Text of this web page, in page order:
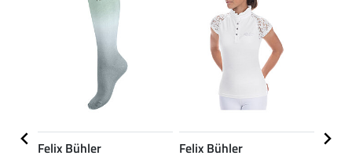
Felix Bühler
Felix Bühler
Felix